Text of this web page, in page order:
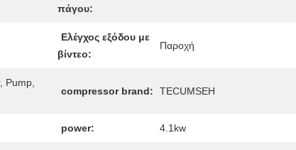
πάγου:
Ελέγχος εξόδου με
βίντεο:
Παροχή
Pump,
compressor brand: TECUMSEH
power: 4.1kw